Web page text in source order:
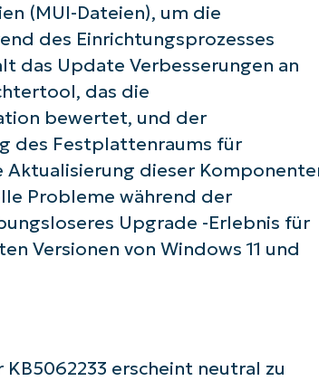
(MUI-Dateien), um die
des Einrichtungsprozesses
das Update Verbesserungen an
das die
bewertet, und der
des Festplattenraums für
dieser
Probleme während der
Upgrade -Erlebnis für
Versionen von Windows 11 und
erscheint neutral zu
mit NinjaOne AI-
First
name*
Business
email*
Phone
number*
Land